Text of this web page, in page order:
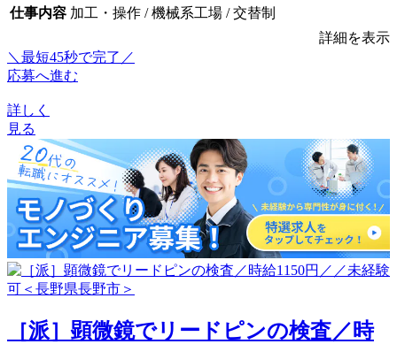
仕事内容 加工・操作 / 機械系工場 / 交替制
詳細を表示
＼最短45秒で完了／
応募へ進む
詳しく
見る
［派］顕微鏡でリードピンの検査／時